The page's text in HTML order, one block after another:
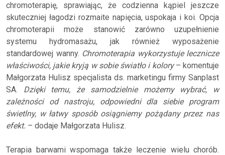
chromoterapię, sprawiając, że codzienna kąpiel jeszcze
skuteczniej łagodzi rozmaite napięcia, uspokaja i koi. Opcja
chromoterapii może stanowić zarówno uzupełnienie
systemu hydromasażu, jak również wyposażenie
standardowej wanny. Chromoterapia wykorzystuje lecznicze
właściwości, jakie kryją w sobie światło i kolory– komentuje
Małgorzata Hulisz specjalista ds. marketingu firmy Sanplast
SA. Dzięki temu, że samodzielnie możemy wybrać, w
zależności od nastroju, odpowiedni dla siebie program
świetlny, w łatwy sposób osiągniemy pożądany przez nas
efekt. – dodaje Małgorzata Hulisz.
Terapia barwami wspomaga także leczenie wielu chorób.